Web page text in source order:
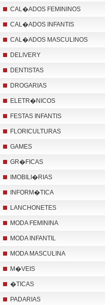
CAL�ADOS FEMININOS
CAL�ADOS INFANTIS
CAL�ADOS MASCULINOS
DELIVERY
DENTISTAS
DROGARIAS
ELETR�NICOS
FESTAS INFANTIS
FLORICULTURAS
GAMES
GR�FICAS
IMOBILI�RIAS
INFORM�TICA
LANCHONETES
MODA FEMININA
MODA INFANTIL
MODA MASCULINA
M�VEIS
�TICAS
PADARIAS